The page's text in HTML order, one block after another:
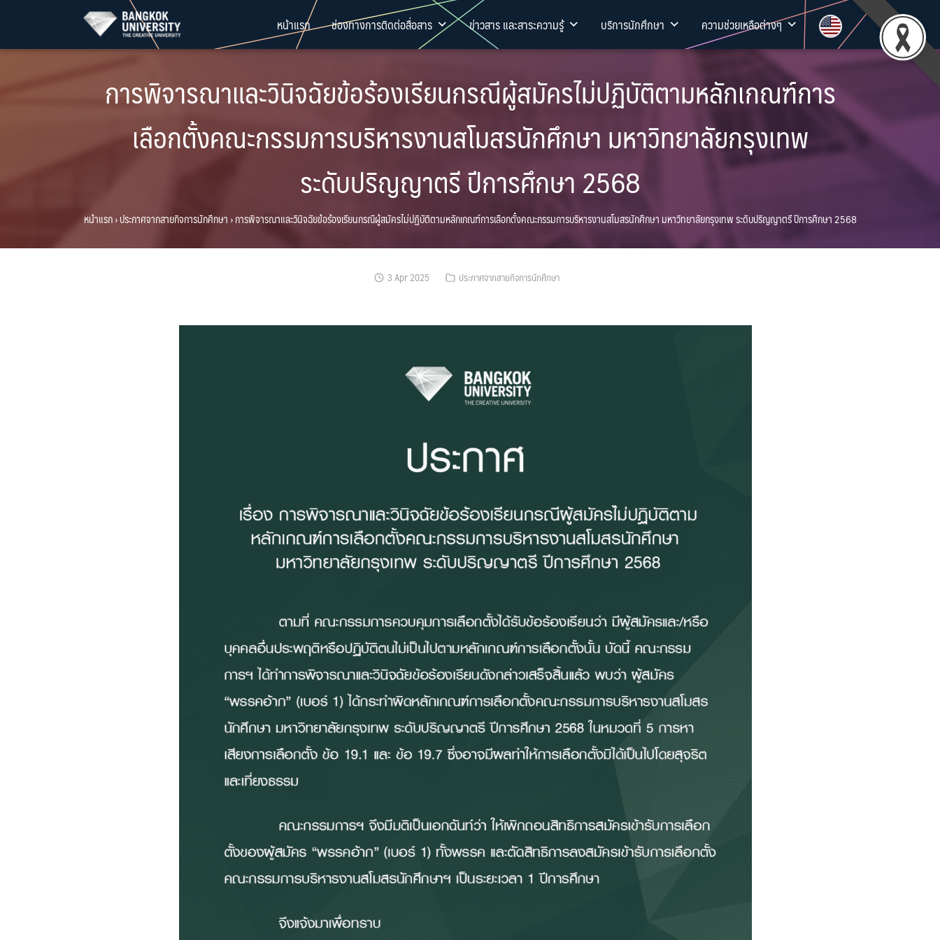
content
หน้าแรก ช่องทางการติดต่อสื่อสาร ข่าวสาร และสาระความรู้ บริการนักศึกษา ความช่วยเหลือต่างๆ
Search
for:
Search
การพิจารณาและวินิจฉัยข้อร้องเรียนกรณีผู้สมัครไม่ปฏิบัติตามหลักเกณฑ์การ
เลือกตั้งคณะกรรมการบริหารงานสโมสรนักศึกษา มหาวิทยาลัยกรุงเทพ
ระดับปริญญาตรี ปีการศึกษา 2568
หน้าแรก›ประกาศจากสายกิจการนักศึกษา ›การพิจารณาและวินิจฉัยข้อร้องเรียนกรณีผู้สมัครไม่ปฏิบัติตามหลักเกณฑ์การเลือกตั้งคณะกรรมการบริหารงานสโมสรนักศึกษา มหาวิทยาลัยกรุงเทพ ระดับปริญญาตรี ปีการศึกษา 2568
3 Apr 2025 ประกาศจากสายกิจการนักศึกษา